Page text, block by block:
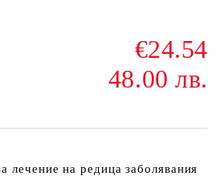
€24.54
48.00 лв.
лечение на редица заболявания